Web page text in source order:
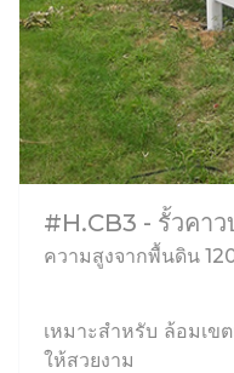
#H.CB3 - รั้วคา
ความสูงจากพื้นดิน
เหมาะสำหรับ ล้อมเข
ให้สวยงาม